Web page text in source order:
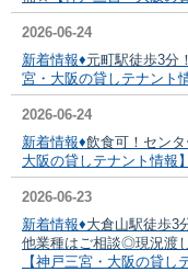
2026-06-24
新着情報♦元町駅徒歩3分
宮・大阪の貸しテナント
2026-06-24
新着情報♦飲食可！センタ
大阪の貸しテナント情報】
2026-06-23
新着情報♦大倉山駅徒歩3
他業種はご相談◎現況渡
【神戸三宮・大阪の貸し